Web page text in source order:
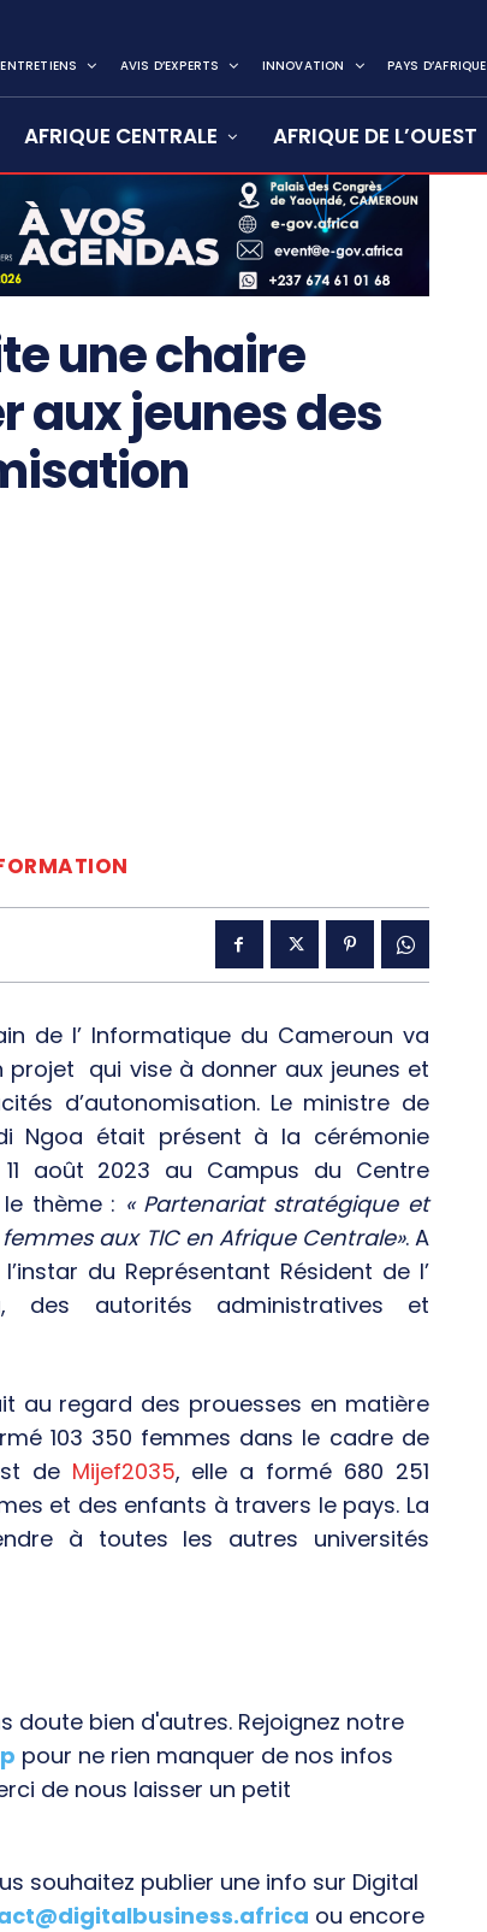
ENTRETIENS AVIS D’EXPERTS INNOVATION PAYS D’AFRIQUE
AFRIQUE CENTRALE AFRIQUE DE L’OUEST
une chaire
aux jeunes des
de l’ Informatique du Cameroun va
projet qui vise à donner aux jeunes et
d’autonomisation. Le ministre de
Ngoa était présent à la cérémonie
août 2023 au Campus du Centre
thème : « Partenariat stratégique et
aux TIC en Afrique Centrale». A
du Représentant Résident de l’
des autorités administratives et
au regard des prouesses en matière
103 350 femmes dans le cadre de
de Mijef2035, elle a formé 680 251
et des enfants à travers le pays. La
à toutes les autres universités
doute bien d'autres. Rejoignez notre
pour ne rien manquer de nos infos
de nous laisser un petit
souhaitez publier une info sur Digital
ou encore